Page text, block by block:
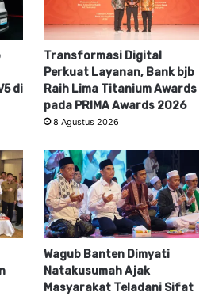
di
Transformasi Digital
Perkuat Layanan, Bank bjb
Raih Lima Titanium Awards
pada PRIMA Awards 2026
8 Agustus 2026
Wagub Banten Dimyati
Natakusumah Ajak
Masyarakat Teladani Sifat